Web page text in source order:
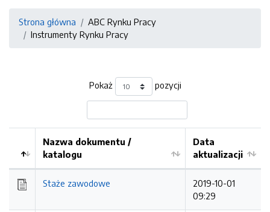
Strona główna
ABC Rynku Pracy
Instrumenty Rynku Pracy
Pokaż pozycji
Nazwa dokumentu /
katalogu
Data
aktualizacji
Staże zawodowe
2019-10-01
09:29